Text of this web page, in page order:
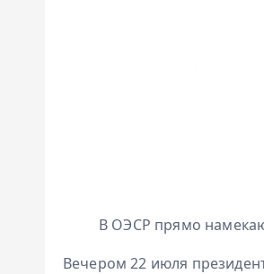
В ОЭСР прямо
Вечером 22 июля